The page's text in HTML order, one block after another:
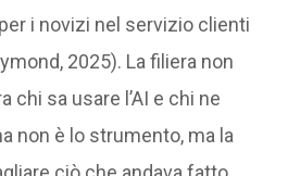
i novizi nel servizio clienti
2025). La filiera non
chi sa usare l’AI e chi ne
non è lo strumento, ma la